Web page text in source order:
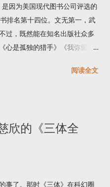
因为美国现代图书公司评选的
排名第十四位。文无第一，武
过，既然能在知名出版社众多
心是孤独的猎手》《我弥留之
马丁的推荐，他盛赞这本
朱里亚·克劳狄王朝——的历
书中哪些情节是史实，哪些是
上作者自然晓畅的文字风格，
阅读全文
欣的《三体全
事了。那时《三体》在科幻圈